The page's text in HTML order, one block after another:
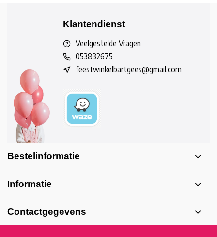
Klantendienst
Veelgestelde Vragen
053832675
feestwinkelbartgees@gmail.com
Bestelinformatie
Informatie
Contactgegevens